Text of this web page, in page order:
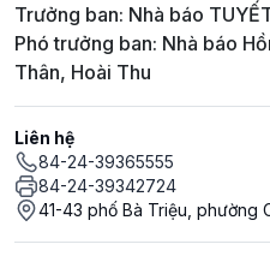
Trưởng ban: Nhà báo
Phó trưởng ban: Nhà báo
Thân, Hoài Thu
Liên hệ
84-24-39365555
84-24-39342724
41-43 phố Bà Triệu, phường